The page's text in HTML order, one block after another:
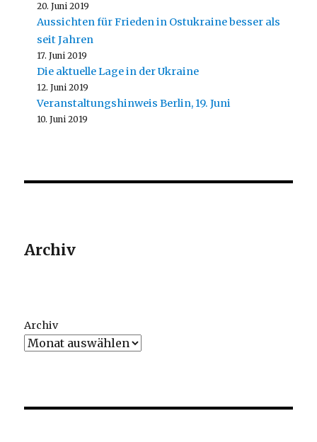
20. Juni 2019
Aussichten für Frieden in Ostukraine besser als
seit Jahren
17. Juni 2019
Die aktuelle Lage in der Ukraine
12. Juni 2019
Veranstaltungshinweis Berlin, 19. Juni
10. Juni 2019
Archiv
Archiv